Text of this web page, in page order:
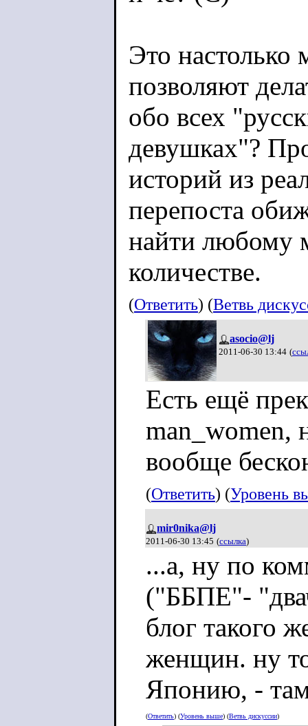
Это настолько
позволяют
обо всех
девушках"?
историй из
перепоста
найти любому
количестве.
(Ответить) (Ветвь
asocio@lj
2011-06-30 13:44 (
Есть ещё
man_women,
вообще
(Ответить) (Уровень
mir0nika@lj
2011-06-30 13:45 (ссылка)
...а, ну по
("ББПЕ"-
блог такого
женщин. ну
Японию, - там
(Ответить) (Уровень выше) (Ветвь дискуссии)